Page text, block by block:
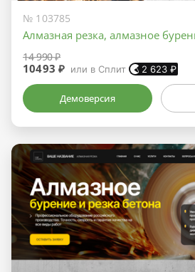
№ 103785
Алмазная резка, алмазное
14 990 ₽
10493 ₽ или в Сплит 2 623 ₽
Демоверсия